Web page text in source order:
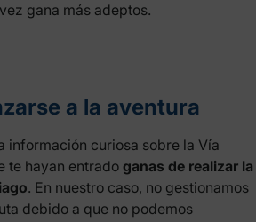
gana más adeptos.
a la aventura
información curiosa sobre la Vía
te hayan entrado ganas de realizar la
. En nuestro caso, no gestionamos
debido a que no podemos